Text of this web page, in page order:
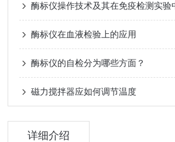
酶标仪操作技术及其在免疫检测实验
酶标仪在血液检验上的应用
酶标仪的自检分为哪些方面？
磁力搅拌器应如何调节温度
详细介绍